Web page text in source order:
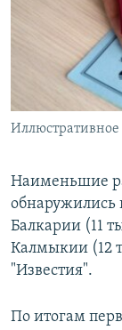
СОЦИАЛЬНЫЕ СЕТИ
Все сайты
Иллюстративное
Наименьшие
обнаружились
Балкарии (11
Калмыкии (12
"Известия".
По итогам